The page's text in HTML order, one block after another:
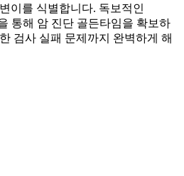
이를 식별합니다. 독보적인
통해 암 진단 골든타임을 확보하
검사 실패 문제까지 완벽하게 해